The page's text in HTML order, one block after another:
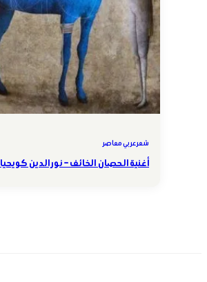
شعر عربي معاصر
أغنية الحصان الخائف – نور الدين كويحيا